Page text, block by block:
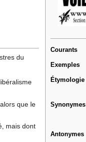
Courants
Exemples
Étymologie
Synonymes
Antonymes
du
que le
mais dont